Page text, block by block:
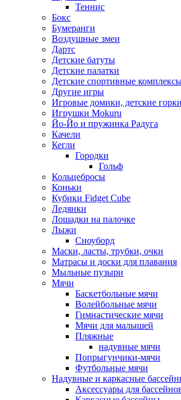
Теннис
Бокс
Бумеранги
Воздушные змеи
Дартс
Детские батуты
Детские палатки
Детские спортивные
Другие игры
Игровые домики, детские
Игрушки Mokuru
Йо-Йо и пружинка Радуга
Качели
Кегли
Городки
Гольф
Кольцебросы
Коньки
Кубики Fidget Cube
Ледянки
Лошадки на палочке
Лыжи
Сноуборд
Маски, ласты, трубки, очки
Матрасы и доски для плавания
Мыльные пузыри
Мячи
Баскетбольные мячи
Волейбольные мячи
Гимнастические мячи
Мячи для малышей
Пляжные
надувные мячи
Попрыгунчики-мячи
Футбольные мячи
Надувные и каркасные
Аксессуары для